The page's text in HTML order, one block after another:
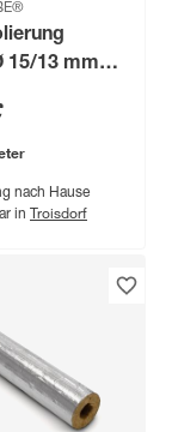
15/13 mm
1 m
nach Hause
in Troisdorf